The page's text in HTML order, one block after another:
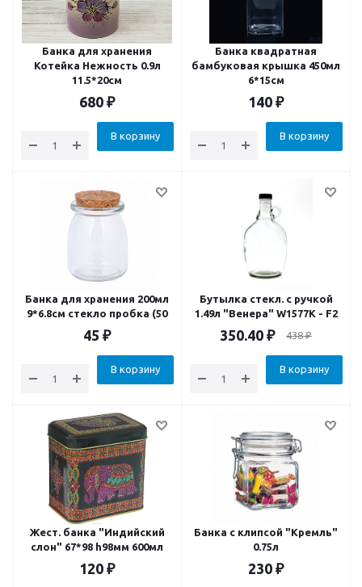
Банка для хранения
Котейка Нежность 0.9л
11.5*20см
680 ₽
В корзину
Банка квадратная
бамбуковая крышка 450мл
6*15см
140 ₽
В корзину
Банка для хранения 200мл
9*6.8см стекло пробка (50
45 ₽
В корзину
Бутылка стекл. с ручкой
1.49л "Венера" W1577K - F2
350.40 ₽ 438₽
В корзину
Жест. банка "Индийский
слон" 67*98 h98мм 600мл
120 ₽
Банка с клипсой "Кремль"
0.75л
230 ₽